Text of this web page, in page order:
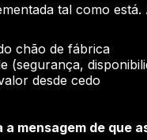
tal como
chão de fábrica
(segurança,
desde cedo
mensagem de que